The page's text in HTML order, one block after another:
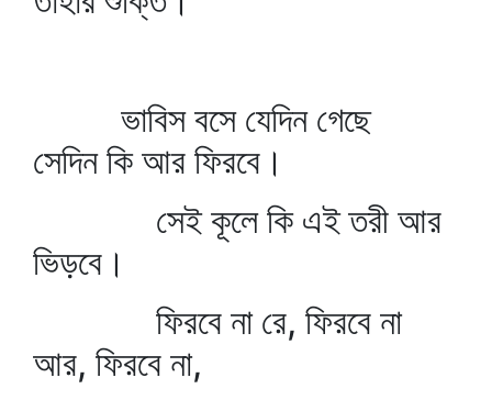
ভাবিস বসে যেদিন গেছে
সেদিন কি আর ফিরবে।
সেই কূলে কি এই তরী আর
ভিড়বে।
ফিরবে না রে, ফিরবে না
আর, ফিরবে না,